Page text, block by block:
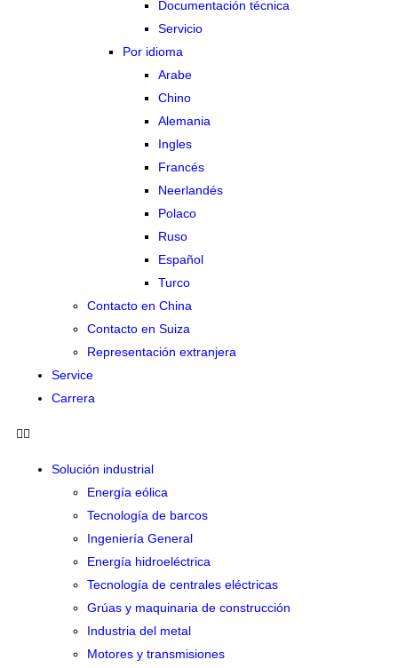
Documentación técnica
Servicio
Por idioma
Arabe
Chino
Alemania
Ingles
Francés
Neerlandés
Polaco
Ruso
Español
Turco
Contacto en China
Contacto en Suiza
Representación extranjera
Service
Carrera
Solución industrial
Energía eólica
Tecnología de barcos
Ingeniería General
Energía hidroeléctrica
Tecnología de centrales eléctricas
Grúas y maquinaria de construcción
Industria del metal
Motores y transmisiones